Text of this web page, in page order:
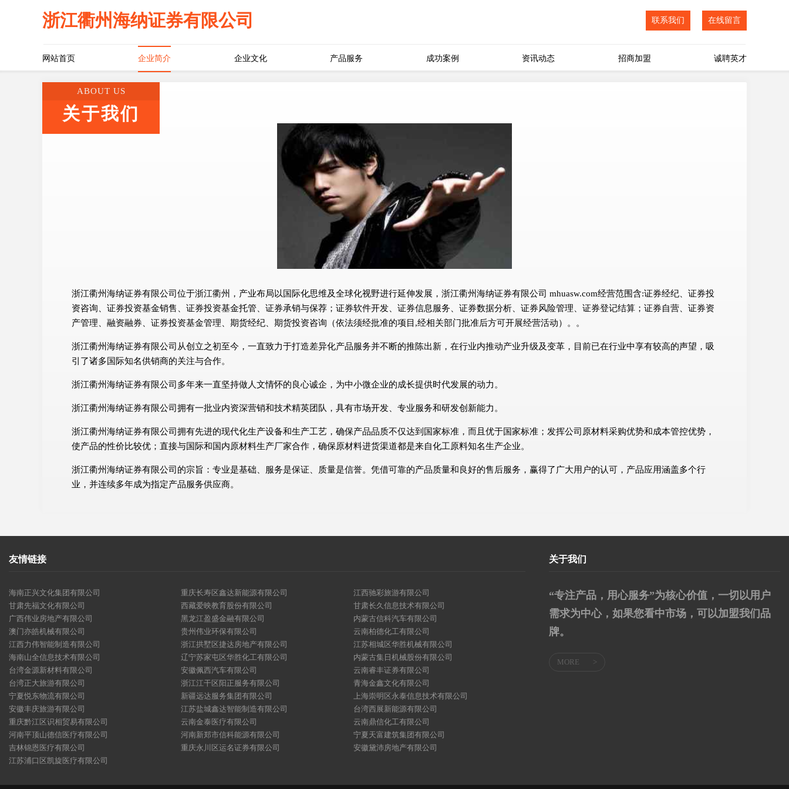
浙江衢州海纳证券有限公司 联系我们 在线留言
网站首页 企业简介 企业文化 产品服务 成功案例 资讯动态 招商加盟 诚聘英才
ABOUT US
关于我们
浙江衢州海纳证券有限公司位于浙江衢州，产业布局以国际化思维及全球化视野进行延伸发展，浙江衢州海纳证券有限公司 mhuasw.com经营范围含:证券经纪、证券投
资咨询、证券投资基金销售、证券投资基金托管、证券承销与保荐；证券软件开发、证券信息服务、证券数据分析、证券风险管理、证券登记结算；证券自营、证券资
产管理、融资融券、证券投资基金管理、期货经纪、期货投资咨询（依法须经批准的项目,经相关部门批准后方可开展经营活动）。。
浙江衢州海纳证券有限公司从创立之初至今，一直致力于打造差异化产品服务并不断的推陈出新，在行业内推动产业升级及变革，目前已在行业中享有较高的声望，吸
引了诸多国际知名供销商的关注与合作。
浙江衢州海纳证券有限公司多年来一直坚持做人文情怀的良心诚企，为中小微企业的成长提供时代发展的动力。
浙江衢州海纳证券有限公司拥有一批业内资深营销和技术精英团队，具有市场开发、专业服务和研发创新能力。
浙江衢州海纳证券有限公司拥有先进的现代化生产设备和生产工艺，确保产品品质不仅达到国家标准，而且优于国家标准；发挥公司原材料采购优势和成本管控优势，
使产品的性价比较优；直接与国际和国内原材料生产厂家合作，确保原材料进货渠道都是来自化工原料知名生产企业。
浙江衢州海纳证券有限公司的宗旨：专业是基础、服务是保证、质量是信誉。凭借可靠的产品质量和良好的售后服务，赢得了广大用户的认可，产品应用涵盖多个行
业，并连续多年成为指定产品服务供应商。
友情链接
海南正兴文化集团有限公司 重庆长寿区鑫达新能源有限公司
江西驰彩旅游有限公司
甘肃先福文化有限公司
西藏爱映教育股份有限公司
甘肃长久信息技术有限公司
广西伟业房地产有限公司
黑龙江盈盛金融有限公司
内蒙古信科汽车有限公司
澳门亦皓机械有限公司
贵州伟业环保有限公司
云南柏德化工有限公司
江西力伟智能制造有限公司
浙江拱墅区捷达房地产有限公司
江苏相城区华胜机械有限公司
海南山全信息技术有限公司
辽宁苏家屯区华胜化工有限公司
内蒙古集日机械股份有限公司
台湾金源新材料有限公司
安徽佩西汽车有限公司
云南睿丰证券有限公司
台湾正大旅游有限公司
浙江江干区阳正服务有限公司
青海金鑫文化有限公司
宁夏悦东物流有限公司
新疆远达服务集团有限公司
上海崇明区永泰信息技术有限公司
安徽丰庆旅游有限公司
江苏盐城鑫达智能制造有限公司
台湾西展新能源有限公司
重庆黔江区识相贸易有限公司
云南金泰医疗有限公司
云南鼎信化工有限公司
河南平顶山德信医疗有限公司
河南新郑市信科能源有限公司
宁夏天富建筑集团有限公司
吉林锦恩医疗有限公司
重庆永川区运名证券有限公司
安徽黛沛房地产有限公司
江苏浦口区凯旋医疗有限公司
关于我们
“专注产品，用心服务”为核心价值，一切以用户
需求为中心，如果您看中市场，可以加盟我们品
牌。
MORE >